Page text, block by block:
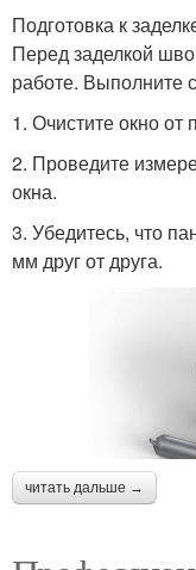
Подготовка к
Перед заделкой
работе. Выполните
1. Очистите окно от
2. Проведите
окна.
3. Убедитесь, что
мм друг от друга.
читать дальше →